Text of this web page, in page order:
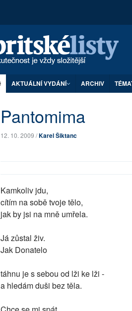
AKTUÁLNÍ VYDÁNÍ ARCHIV
Pantomima
12. 10. 2009 /Karel Šiktanc
Kamkoliv jdu,
cítím na sobě tvoje tělo,
jak by jsi na mně umřela.
Já zůstal živ.
Jak Donatelo
táhnu je s sebou od lži ke lži -
a hledám duši bez těla.